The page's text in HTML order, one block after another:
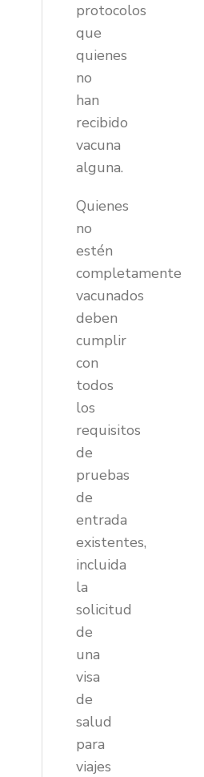
protocolos
que
quienes
no
han
recibido
vacuna
alguna.
Quienes
no
estén
completamente
vacunados
deben
cumplir
con
todos
los
requisitos
de
pruebas
de
entrada
existentes,
incluida
la
solicitud
de
una
visa
de
salud
para
viajes